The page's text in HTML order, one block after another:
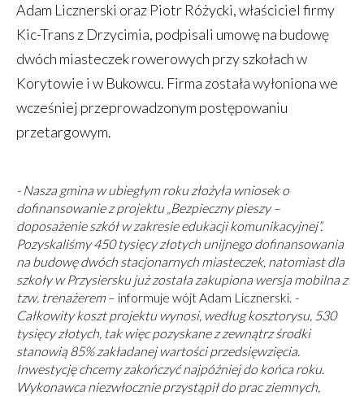
Adam Licznerski oraz Piotr Różycki, właściciel firmy
Kic-Trans z Drzycimia, podpisali umowę na budowę
dwóch miasteczek rowerowych przy szkołach w
Korytowie i w Bukowcu. Firma została wyłoniona we
wcześniej przeprowadzonym postępowaniu
przetargowym.
- Nasza gmina w ubiegłym roku złożyła wniosek o
dofinansowanie z projektu „Bezpieczny pieszy –
doposażenie szkół w zakresie edukacji komunikacyjnej”.
Pozyskaliśmy 450 tysięcy złotych unijnego dofinansowania
na budowę dwóch stacjonarnych miasteczek, natomiast dla
szkoły w Przysiersku już została zakupiona wersja mobilna z
tzw. trenażerem – informuje wójt Adam Licznerski. -
Całkowity koszt projektu wynosi, według kosztorysu, 530
tysięcy złotych, tak więc pozyskane z zewnątrz środki
stanowią 85% zakładanej wartości przedsięwzięcia.
Inwestycję chcemy zakończyć najpóźniej do końca roku.
Wykonawca niezwłocznie przystąpił do prac ziemnych,